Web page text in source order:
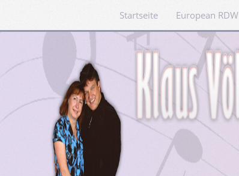
Startseite European RDW